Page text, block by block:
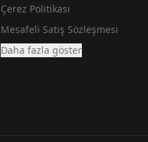
Çerez Politikası
Mesafeli Satış Sözleşmesi
Daha fazla göster